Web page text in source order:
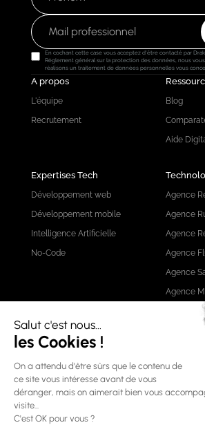
En cochant cette case vous acceptez d'être contacté par
Règlement général sur la protection des données, nous
réalisons un traitement de données personnelles vous
A propos
L'équipe
Recrutement
Blog
Aide
Expertises Tech
Développement web
Développement mobile
Intelligence Artificielle
No-Code
Agence
Agence
Agence
Agence
Agence
Agence
ERP
Intégration ERP
ERP Logistique
ERP Industriel
ERP Comptabilité
Agence
Modules